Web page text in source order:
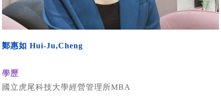
鄭惠如 Hui-Ju,Cheng
學歷
國立虎尾科技大學經營管理所MBA